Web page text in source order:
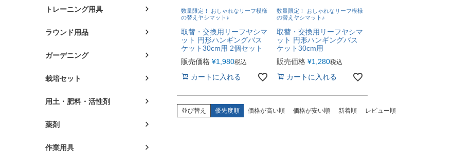
トレーニング用具
ラウンド用品
ガーデニング
栽培セット
用土・肥料・活性剤
薬剤
作業用具
数量限定！ おしゃれなリーフ模様
の替えヤシマット♪
取替・交換用リーフヤシマ
ット 円形ハンギングバス
ケット30cm用 2個セット
販売価格 ¥1,980税込
カートに入れる
数量限定！ おしゃれなリーフ模様
の替えヤシマット♪
取替・交換用リーフヤシマ
ット 円形ハンギングバス
ケット30cm用
販売価格 ¥1,280税込
カートに入れる
並び替え 優先度順 価格が高い順 価格が安い順 新着順 レビュー順